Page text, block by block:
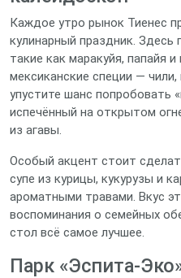
Каждое утро рынок Тиенес
кулинарный праздник.
такие как маракуйя, папайя
мексиканские специи —
упустите шанс попробовать
испечённый на открытом
из агавы.
Особый акцент стоит
супе из курицы, кукурузы и
ароматными травами. Вкус
воспоминания о семейных
стол всё самое лучшее.
Парк «Эспита-